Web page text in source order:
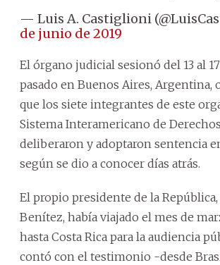
— Luis A. Castiglioni
de junio de 2019
El órgano judicial sesionó del 13 al
pasado en Buenos Aires, Argentina,
que los siete integrantes de este
Sistema Interamericano de
deliberaron y adoptaron sentencia
según se dio a conocer días atrás.
El propio presidente de la
Benítez, había viajado el mes de
hasta Costa Rica para la audiencia
contó con el testimonio -desde